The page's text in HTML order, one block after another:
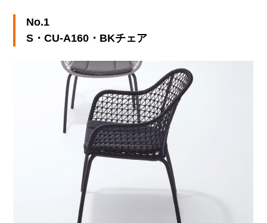
No.1
S・CU-A160・BKチェア